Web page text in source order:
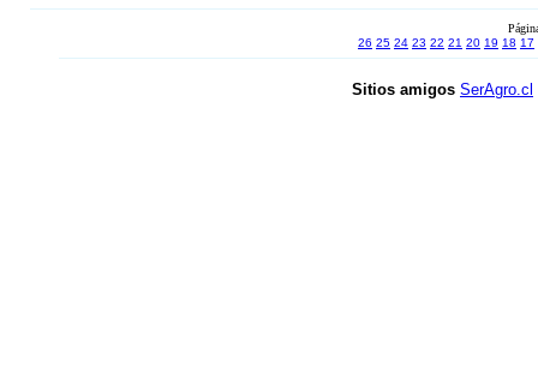
26 25 24 23 22 21 20 19 18 17
Sitios amigos SerAgro.cl